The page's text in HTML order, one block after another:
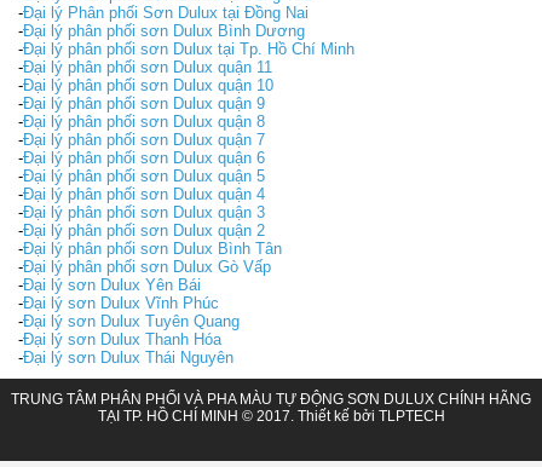
-Đại lý Phân phối Sơn Dulux tại Đồng Nai
-Đại lý phân phối sơn Dulux Bình Dương
-Đại lý phân phối sơn Dulux tại Tp. Hồ Chí Minh
-Đại lý phân phối sơn Dulux quận 11
-Đại lý phân phối sơn Dulux quận 10
-Đại lý phân phối sơn Dulux quận 9
-Đại lý phân phối sơn Dulux quận 8
-Đại lý phân phối sơn Dulux quận 7
-Đại lý phân phối sơn Dulux quận 6
-Đại lý phân phối sơn Dulux quận 5
-Đại lý phân phối sơn Dulux quận 4
-Đại lý phân phối sơn Dulux quận 3
-Đại lý phân phối sơn Dulux quận 2
-Đại lý phân phối sơn Dulux Bình Tân
-Đại lý phân phối sơn Dulux Gò Vấp
-Đại lý sơn Dulux Yên Bái
-Đại lý sơn Dulux Vĩnh Phúc
-Đại lý sơn Dulux Tuyên Quang
-Đại lý sơn Dulux Thanh Hóa
-Đại lý sơn Dulux Thái Nguyên
TRUNG TÂM PHÂN PHỐI VÀ PHA MÀU TỰ ĐỘNG SƠN DULUX CHÍNH HÃNG
TẠI TP. HỒ CHÍ MINH © 2017. Thiết kế bởi TLPTECH